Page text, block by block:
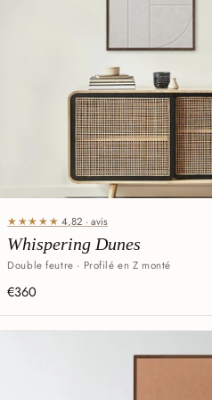
★★★★★ 4,82 · avis
Whispering Dunes
Double feutre · Profilé en Z monté
€360